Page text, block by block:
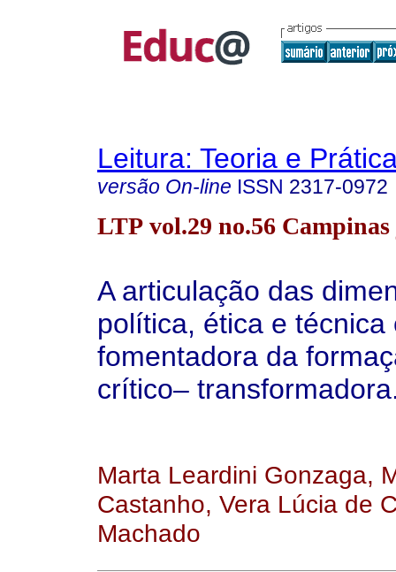
Leitura: Teoria e
versão On-line ISSN 2317-0972
LTP vol.29 no.56
A articulação das
política, ética e técnica
fomentadora da
crítico–
Marta Leardini Gonzaga,
Castanho, Vera Lúcia de
Machado